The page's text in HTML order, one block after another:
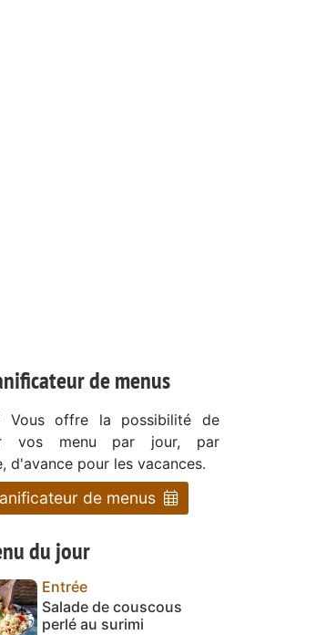
de menus
Vous offre la possibilité de
vos menu par jour, par
d'avance pour les vacances.
de menus
du jour
Entrée
Salade de couscous
perlé au surimi